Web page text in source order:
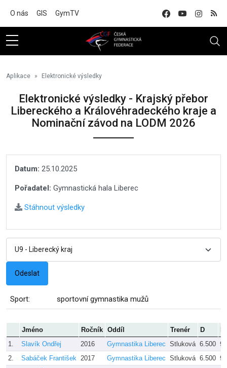
O nás GIS GymTV
Aplikace Elektronické výsledky
Elektronické výsledky - Krajský přebor
Libereckého a Královéhradeckého kraje a
Nominační závod na LODM 2026
Datum: 25.10.2025
Pořadatel: Gymnastická hala Liberec
Stáhnout výsledky
Sport: sportovní gymnastika mužů
Jméno Ročník Oddíl Trenér D
1.
Slavík Ondřej 2016 Gymnastika Liberec Stluková 6.500
2.
Sabáček František 2017 Gymnastika Liberec Stluková 6.500